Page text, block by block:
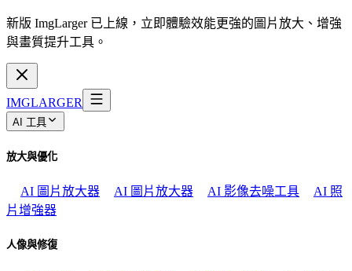
新版 ImgLarger 已上線，立即體驗效能更強的圖片放大、增強
與畫質提升工具。
IMGLARGER
AI 工具
放大與優化
AI 圖片放大器 AI 圖片放大器 AI 影像去噪工具
AI 照
片增強器
人像與修復